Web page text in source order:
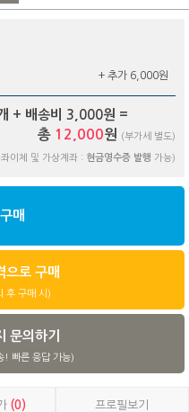
+ 추가 6,000원
+ 배송비 3,000원 =
총 12,000원 (부가세 별도)
좌이체 및 가상계좌 : 현금영수증 발행 가능)
매
으로 구매
후 구매 시)
문의하기
! 빠른 응답 가능)
(0) 프로필보기